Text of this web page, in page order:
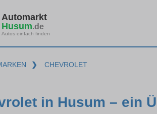
Automarkt
Husum.de
Autos einfach finden
❯ CHEVROLET
in Husum – ein